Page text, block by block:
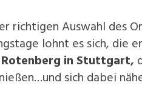
richtigen Auswahl des
lohnt es sich, die
Rotenberg in Stuttgart,
sich dabei